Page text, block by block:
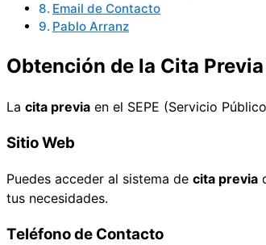
Email de Contacto
Pablo Arranz
Obtención de la Cita
La cita previa en el SEPE (Servicio
Sitio Web
Puedes acceder al sistema de cita previa
tus necesidades.
Teléfono de Contacto